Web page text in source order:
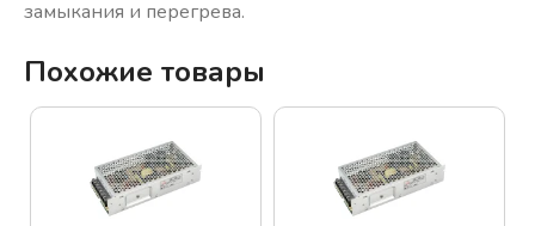
Похожие товары